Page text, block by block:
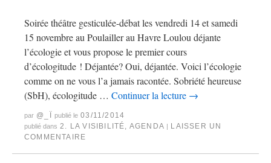
Soirée théâtre gesticulée-débat les vendredi 14 et samedi
15 novembre au Poulailler au Havre Loulou déjante
l’écologie et vous propose le premier cours
d’écologitude ! Déjantée? Oui, déjantée. Voici l’écologie
comme on ne vous l’a jamais racontée. Sobriété heureuse
(SbH), écologitude … Continuer la lecture →
par @_Ï publié le 03/11/2014
publié dans 2. LA VISIBILITÉ AGENDA | LAISSER UN
COMMENTAIRE